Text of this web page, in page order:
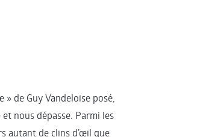
de Guy Vandeloise posé,
nous dépasse. Parmi les
autant de clins d’œil que